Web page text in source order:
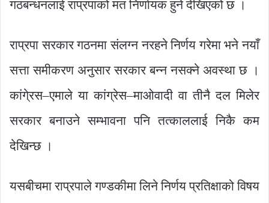
गठबन्धनलाई राप्रपाको मत निर्णायक हुने देखिएको छ ।
राप्रपा सरकार गठनमा संलग्न नरहने निर्णय गरेमा भने नयाँ
सत्ता समीकरण अनुसार सरकार बन्न नसक्ने अवस्था छ ।
कांगे्रस–एमाले या कांग्रेस–माओवादी वा तीनै दल मिलेर
सरकार बनाउने सम्भावना पनि तत्काललाई निकै कम
देखिन्छ ।
यसबीचमा राप्रपाले गण्डकीमा लिने निर्णय प्रतिक्षाको विषय